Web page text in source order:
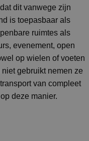
dit vanwege zijn
is toepasbaar als
ruimtes als
evenement, open
op wielen of voeten
gebruikt nemen ze
van compleet
deze manier.